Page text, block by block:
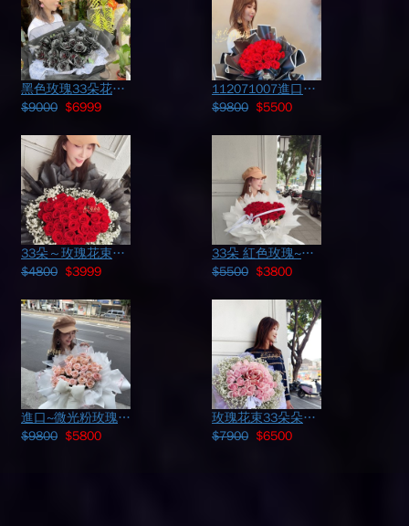
黑色玫瑰33朵花束 110031813
$9000 $6999
112071007進口荷蘭玫瑰33朵花束
$9800 $5500
33朵～玫瑰花束114101319
$4800 $3999
33朵 紅色玫瑰~韓式花束 115042809
$5500 $3800
進口~微光粉玫瑰花束 33朵~115022329
$9800 $5800
玫瑰花束33朵朵/鈔票設計~113021338
$7900 $6500